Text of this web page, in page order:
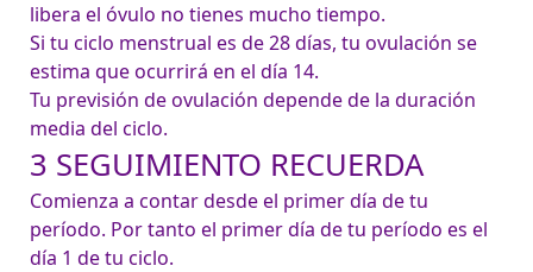
libera el óvulo no tienes mucho tiempo.
Si tu ciclo menstrual es de 28 días, tu ovulación se
estima que ocurrirá en el día 14.
Tu previsión de ovulación depende de la duración
media del ciclo.
3 SEGUIMIENTO RECUERDA
Comienza a contar desde el primer día de tu
período. Por tanto el primer día de tu período es el
día 1 de tu ciclo.